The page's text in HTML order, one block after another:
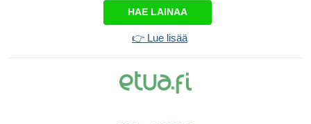
HAE LAINAA
👉 Lue lisää